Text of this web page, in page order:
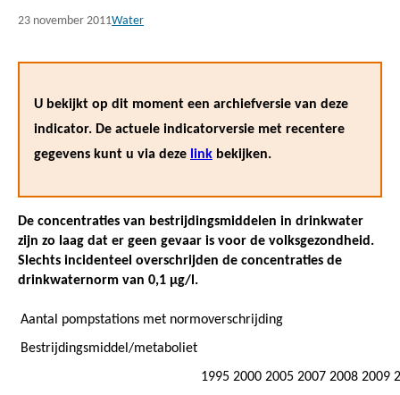
23 november 2011Water
U bekijkt op dit moment een archiefversie van deze
indicator. De actuele indicatorversie met recentere
gegevens kunt u via deze link bekijken.
De concentraties van bestrijdingsmiddelen in drinkwater
zijn zo laag dat er geen gevaar is voor de volksgezondheid.
Slechts incidenteel overschrijden de concentraties de
drinkwaternorm van 0,1 μg/l.
Aantal pompstations met normoverschrijding
Bestrijdingsmiddel/metaboliet
1995 2000 2005 2007 2008 2009